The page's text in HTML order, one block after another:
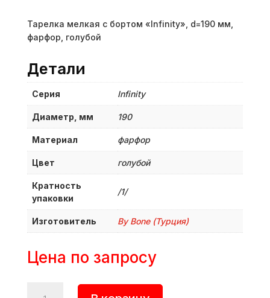
Тарелка мелкая с бортом «Infinity», d=190 мм,
фарфор, голубой
Детали
Серия Infinity
Диаметр, мм 190
Материал фарфор
Цвет голубой
Кратность
упаковки
/1/
Изготовитель By Bone (Турция)
Цена по запросу